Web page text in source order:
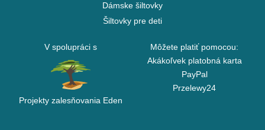
Dámske šiltovky
Šiltovky pre deti
V spolupráci s
Projekty zalesňovania Eden
Môžete platiť pomocou:
Akákoľvek platobná karta
PayPal
Przelewy24